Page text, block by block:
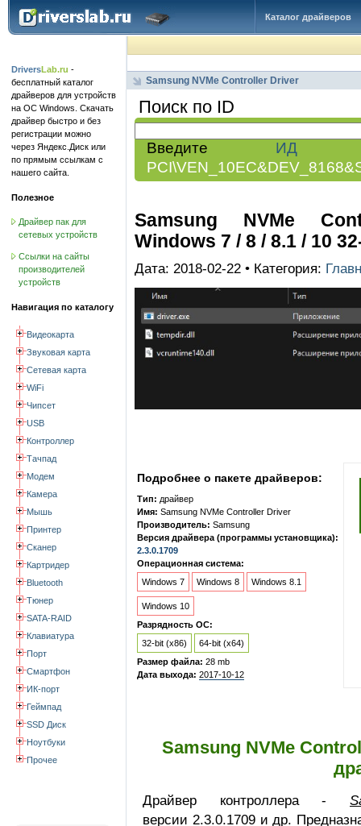
Каталог драйверов
DriversLab.ru -
бесплатный каталог
драйверов для устройств
на ОС Windows. Скачать
драйвер быстро и без
регистрации можно
через Яндекс.Диск или
по прямым ссылкам с
нашего сайта.
Полезное
Драйвер пак для
сетевых устройств
Ссылки на сайты
производителей
устройств
Навигация по каталогу
Видеокарта
Звуковая карта
Сетевая карта
WiFi
Чипсет
USB
Контроллер
Тачпад
Модем
Камера
Мышь
Принтер
Сканер
Картридер
Bluetooth
Тюнер
SATA-RAID
Клавиатура
Порт
Смартфон
ИК-порт
Геймпад
SSD Диск
Ноутбуки
Прочее
Samsung NVMe Controller Driver
Поиск по ID
Введите ИД
Samsung NVMe
Windows 7 / 8 / 8.1 / 10
Дата: 2018-02-22 • Категория:
Подробнее о пакете драйверов:
Тип: драйвер
Имя: Samsung NVMe Controller Driver
Производитель: Samsung
Версия драйвера (программы установщика):
2.3.0.1709
Операционная система:
Windows 7
Windows 8 Windows 8.1
Windows 10
Разрядность ОС:
32-bit (x86)
64-bit (x64)
Размер файла: 28 mb
Дата выхода: 2017-10-12
Samsung NVMe
Драйвер контроллера -
версии 2.3.0.1709 и др.